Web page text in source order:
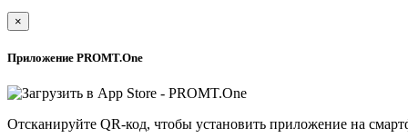
×
Приложение PROMT.One
Отсканируйте QR-код, чтобы установить приложение на